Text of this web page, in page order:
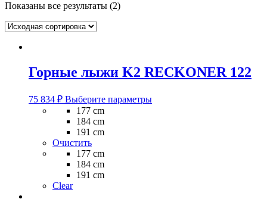
Показаны все результаты (2)
Горные лыжи K2 RECKONER 122
75 834 ₽ Выберите параметрыЭтот
177 cm
184 cm
191 cm
Очистить
177 cm
184 cm
191 cm
Clear